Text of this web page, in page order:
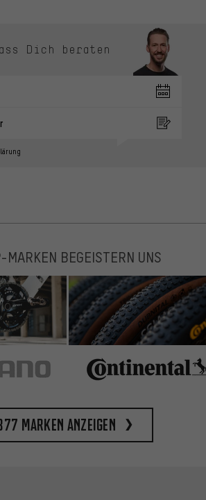
Dich beraten
MARKEN BEGEISTERN UNS
Marken anzeigen